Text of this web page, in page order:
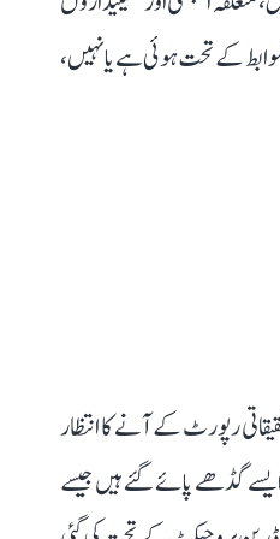
تعمیر اصول و ضوابط کے تحت ہوئی ہے یا نہیں،
رپورٹ کے آنے کا انتظار
چکی ہے۔ اس سڑک پر ایسے گڈھے پائے گئے ہیں جیسے